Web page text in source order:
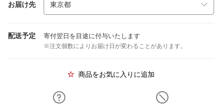
お届け先
配送予定 寄付翌日を目途に付与いたします
※注文個数によりお届け日が変わることがあります。
商品をお気に入りに追加